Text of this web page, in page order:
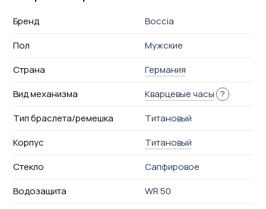
Бренд
Boccia
Пол
Мужские
Страна
Германия
Вид механизма
Кварцевые часы ?
Тип браслета/ремешка
Титановый
Корпус
Титановый
Стекло
Сапфировое
Водозащита
WR 50